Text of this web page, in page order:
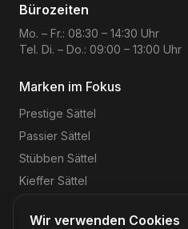
Bürozeiten
Mo. – Fr.: 08:30 – 14:30 Uhr
Tel. Di. – Do.: 09:00 – 13:00 Uhr
Marken im Fokus
Prestige Sättel
Passier Sättel
Stübben Sättel
Kieffer Sättel
Wir verwenden Cookies